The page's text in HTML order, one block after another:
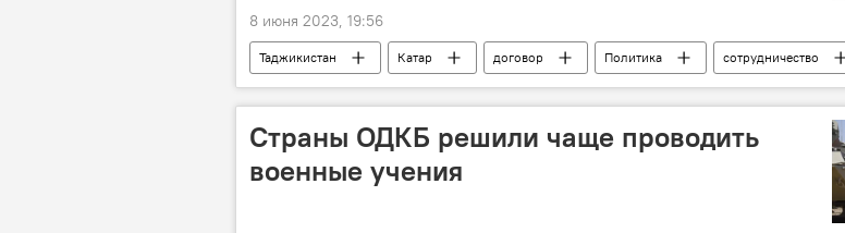
8 июня 2023, 19:56
Таджикистан Катар договор Политика сотрудничество
Страны ОДКБ решили чаще проводить
военные учения